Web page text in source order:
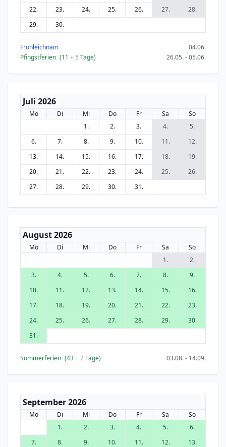
22. 23. 24. 25. 26. 27.
28.
29.
30.
Fronleichnam
04.06.
Pfingstferien (11 + 5 Tage) 26.05. - 05.06.
Juli 2026
Mo Di Mi Do Fr Sa
So
1.
2. 3. 4.
5.
6.
7. 8. 9. 10. 11.
12.
13.
14. 15. 16. 17. 18.
19.
20.
21. 22. 23. 24. 25.
26.
27.
28. 29. 30. 31.
August 2026
Mo Di Mi Do Fr Sa
So
1.
2.
3.
4. 5. 6. 7. 8.
9.
10.
11. 12. 13. 14. 15.
16.
17.
18. 19. 20. 21. 22.
23.
24.
25. 26. 27. 28. 29.
30.
31.
Sommerferien (43+ 2Tage) 03.08. - 14.09.
September 2026
Mo Di Mi Do Fr Sa
So
1.
2. 3. 4. 5.
6.
7.
8. 9. 10. 11. 12.
13.